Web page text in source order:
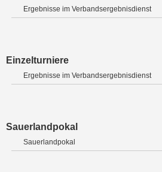
Ergebnisse im Verbandsergebnisdienst
Einzelturniere
Ergebnisse im Verbandsergebnisdienst
Sauerlandpokal
Sauerlandpokal